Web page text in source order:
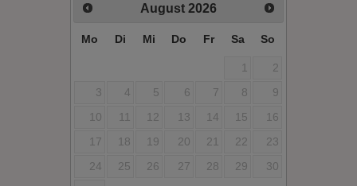
August 2026
Mo Di Mi Do Fr Sa So
1
2
3
4 5 6 7 8
9
10
11 12 13 14 15
16
17
18 19 20 21 22
23
24
25 26 27 28 29
30